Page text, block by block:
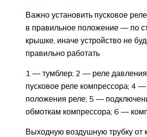
Важно установить пусковое реле
в правильное положение — по
крышке, иначе устройство не
правильно работать
1 — тумблер; 2 — реле
пусковое реле компрессора; 4 —
положения реле; 5 —
обмоткам компрессора; 6 —
Выходную воздушную трубку от